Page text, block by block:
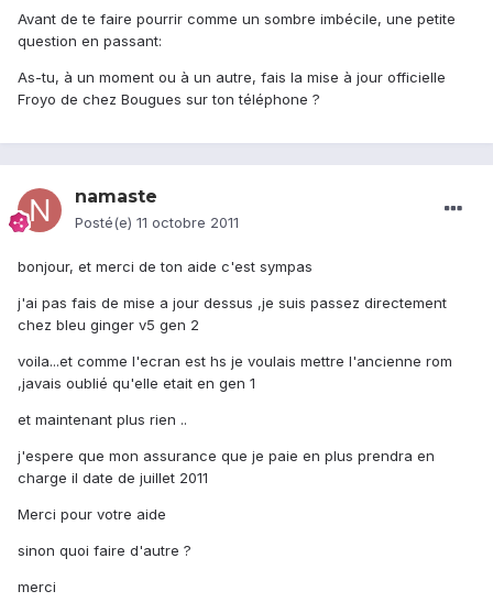
Avant de te faire pourrir comme un sombre imbécile, une petite
question en passant:
As-tu, à un moment ou à un autre, fais la mise à jour officielle
Froyo de chez Bougues sur ton téléphone ?
namaste
Posté(e) 11 octobre 2011
bonjour, et merci de ton aide c'est sympas
j'ai pas fais de mise a jour dessus ,je suis passez directement
chez bleu ginger v5 gen 2
voila...et comme l'ecran est hs je voulais mettre l'ancienne rom
,javais oublié qu'elle etait en gen 1
et maintenant plus rien ..
j'espere que mon assurance que je paie en plus prendra en
charge il date de juillet 2011
Merci pour votre aide
sinon quoi faire d'autre ?
merci